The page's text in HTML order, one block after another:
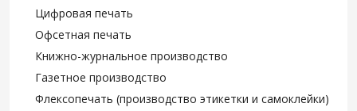
Цифровая печать
Офсетная печать
Книжно-журнальное производство
Газетное производство
Флексопечать (производство этикетки и самоклейки)